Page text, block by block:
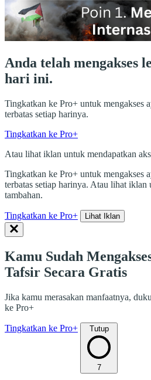
Anda telah mengakses
hari ini.
Tingkatkan ke Pro+ untuk mengakses
terbatas setiap harinya.
Tingkatkan ke Pro+
Atau lihat iklan untuk mendapatkan
Tingkatkan ke Pro+ untuk mengakses
terbatas setiap harinya. Atau lihat iklan
tambahan.
Tingkatkan ke Pro+ Lihat Iklan
Kamu Sudah
Tafsir Secara Gratis
Jika kamu merasakan manfaatnya,
ke Pro+
Tingkatkan ke Pro+ Tutup
7